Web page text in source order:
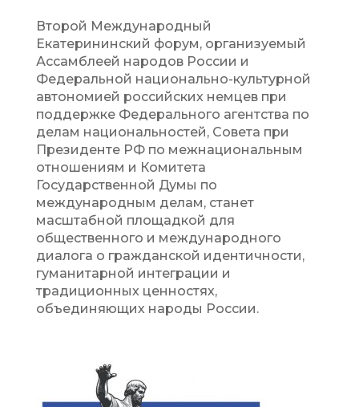
Второй Международный
Екатерининский форум, организуемый
Ассамблеей народов России и
Федеральной национально-культурной
автономией российских немцев при
поддержке Федерального агентства по
делам национальностей, Совета при
Президенте РФ по межнациональным
отношениям и Комитета
Государственной Думы по
международным делам, станет
масштабной площадкой для
общественного и международного
диалога о гражданской идентичности,
гуманитарной интеграции и
традиционных ценностях,
объединяющих народы России.